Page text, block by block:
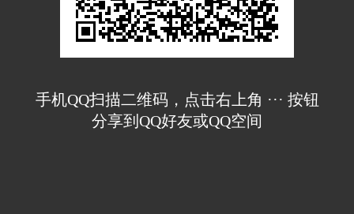
手机QQ扫描二维码，点击右上角 ··· 按钮
分享到QQ好友或QQ空间